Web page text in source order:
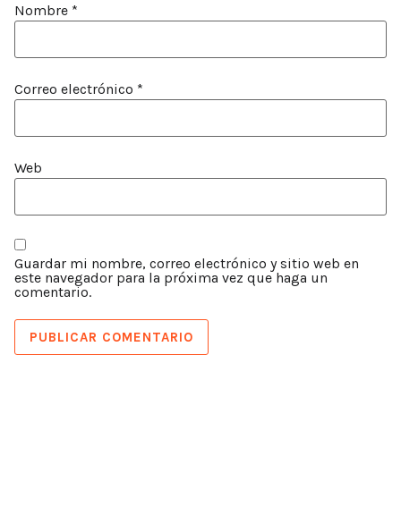
Nombre *
Correo electrónico *
Web
Guardar mi nombre, correo electrónico y sitio web en
este navegador para la próxima vez que haga un
comentario.